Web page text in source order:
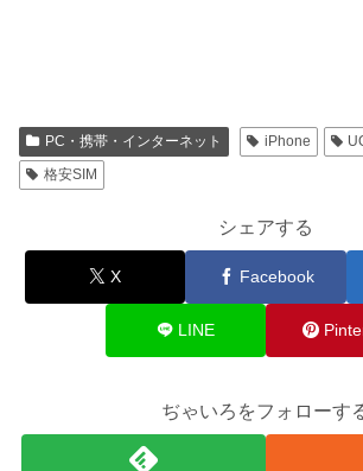
PC・携帯・インターネット iPhone
格安SIM
シェアする
X Facebook
LINE
ぢゃいろをフォローす